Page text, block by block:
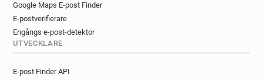
Google Maps E-post Finder
E-postverifierare
Engångs e-post-detektor
UTVECKLARE
E-post Finder API